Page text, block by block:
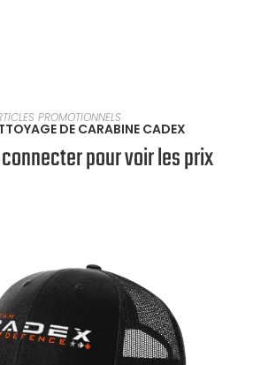
SAVOIR PLUS
PROMOTIONNELS
DE CARABINE CADEX
pour voir les prix